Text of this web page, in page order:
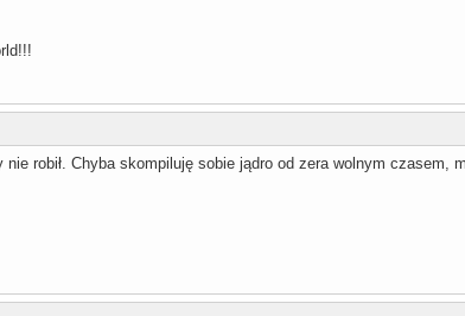
robił. Chyba skompiluję sobie jądro od zera wolnym czasem,